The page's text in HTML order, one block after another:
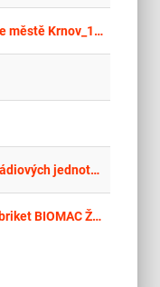
Virtuální realita ve výuce na ZŠ ve městě Krnov_1 (vybavení IT)
Dodávka 5G mmWave a C-Band rádiových jednotek pro rozšíření 5G kampusové sítě
Digitalizace a robotizace výroby briket BIOMAC Ždírec s.r.o. – digitalizace, RFID čtečky/čipy, firewall s IDS/IPS